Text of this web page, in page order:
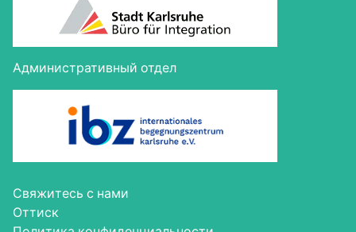
Административный отдел
Свя­жи­тесь с нами
Оттиск